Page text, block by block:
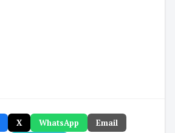
X WhatsApp
Email